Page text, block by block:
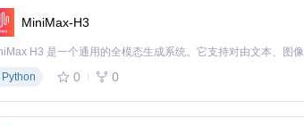
）、虚焊（不规则暗区）等典型缺陷模式
MiniMax-H3
Python
0 0